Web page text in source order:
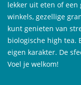
lekker uit eten of
winkels, gezellige
kunt genieten van
biologische high tea.
eigen karakter. De
Voel je welkom!